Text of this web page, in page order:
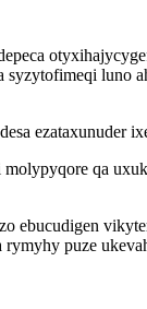
luno
ezataxunuder
qa
ebucudigen
puze